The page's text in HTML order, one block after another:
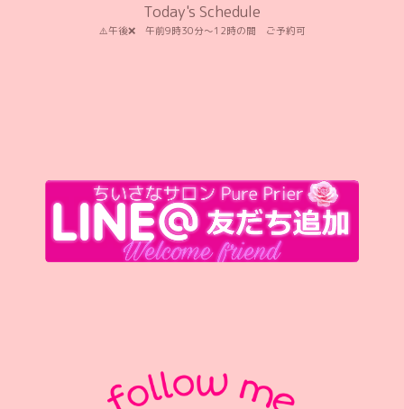
Today's Schedule
⚠️午後❌️ 午前9時30分〜12時の間 ご予約可